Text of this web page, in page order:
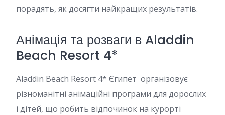
порадять, як досягти найкращих результатів.
Анімація та розваги в Aladdin
Beach Resort 4*
Aladdin Beach Resort 4* Єгипет організовує
різноманітні анімаційні програми для дорослих
і дітей, що робить відпочинок на курорті